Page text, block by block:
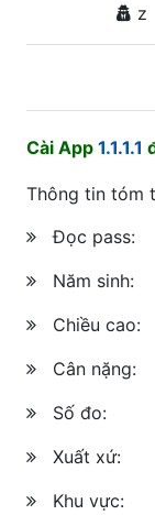
z
Cài App 1.1.1.1
Thông tin tóm
Đọc pass:
Năm sinh:
Chiều cao:
Cân nặng:
Số đo:
Xuất xứ:
Khu vực: